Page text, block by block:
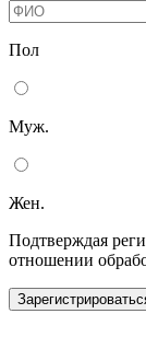
Пол
Муж.
Жен.
Подтверждая
отношении